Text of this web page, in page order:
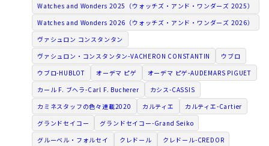
Watches and Wonders 2025（ウォッチズ・アンド・ワンダーズ 2025）
Watches and Wonders 2026（ウォッチズ・アンド・ワンダーズ 2026）
ヴァシュロン コンスタンタン
ヴァシュロン・コンスタンタン-VACHERON CONSTANTIN
ウブロ
ウブロ-HUBLOT
オーデマ ピゲ
オーデマ ピゲ-AUDEMARS PIGUET
カール F. ブヘラ-Carl F. Bucherer
カシス-CASSIS
カミネスタッフの色々連載2020
カルティエ
カルティエ-Cartier
グランドセイコー
グランドセイコー-Grand Seiko
グルーベル・フォルセイ
クレドール
クレドール-CREDOR